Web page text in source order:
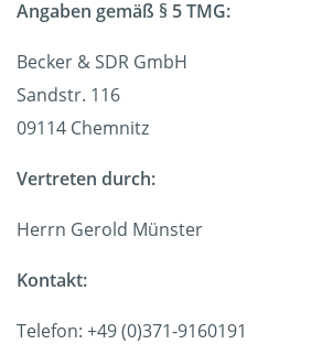
Angaben gemäß § 5 TMG:
Becker & SDR GmbH
Sandstr. 116
09114 Chemnitz
Vertreten durch:
Herrn Gerold Münster
Kontakt:
Telefon: +49 (0)371-9160191